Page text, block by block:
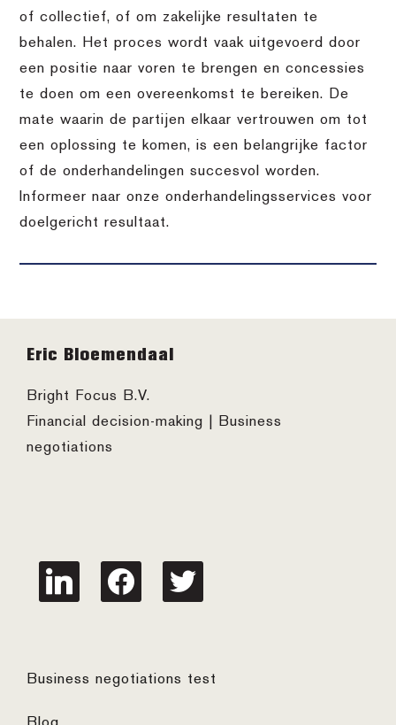
of collectief, of om zakelijke resultaten te
behalen. Het proces wordt vaak uitgevoerd door
een positie naar voren te brengen en concessies
te doen om een overeenkomst te bereiken. De
mate waarin de partijen elkaar vertrouwen om tot
een oplossing te komen, is een belangrijke factor
of de onderhandelingen succesvol worden.
Informeer naar onze onderhandelingsservices voor
doelgericht resultaat.
Footer
Eric Bloemendaal
Bright Focus B.V.
Financial decision-making | Business
negotiations
linkedin facebook twitter
Business negotiations test